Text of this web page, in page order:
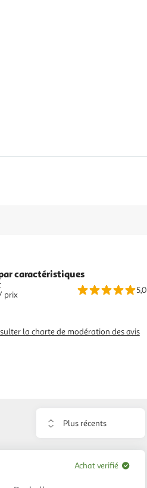
caractéristiques
prix
5,0
la charte de modération des avis
Trier
avis
Achat verifié